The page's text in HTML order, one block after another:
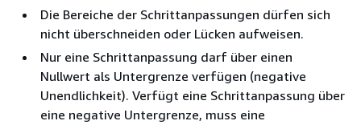
Die Bereiche der Schrittanpassungen dürfen sich
nicht überschneiden oder Lücken aufweisen.
Nur eine Schrittanpassung darf über einen
Nullwert als Untergrenze verfügen (negative
Unendlichkeit). Verfügt eine Schrittanpassung über
eine negative Untergrenze, muss eine